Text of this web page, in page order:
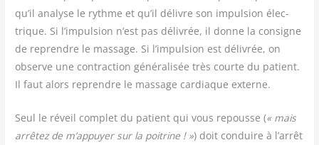
qu’il ana­lyse le rythme et qu’il délivre son impul­sion élec­
trique. Si l’impulsion n’est pas déli­vrée, il donne la consigne
de reprendre le mas­sage. Si l’impulsion est déli­vrée, on
observe une contrac­tion géné­ra­li­sée très courte du patient.
Il faut alors reprendre le mas­sage car­diaque externe.
Seul le réveil com­plet du patient qui vous repousse (« mais
arrê­tez de m’appuyer sur la poi­trine ! ») doit conduire à l’arrêt